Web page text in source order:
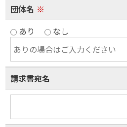
団体名 ※
あり
なし
請求書宛名